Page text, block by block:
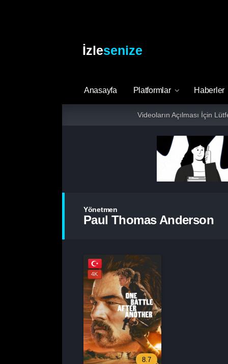
İzlesenize
Anasayfa Platformlar Haberler
Videoların Açılması İçin
Yönetmen
Paul Thomas Anderson
4K
8.7